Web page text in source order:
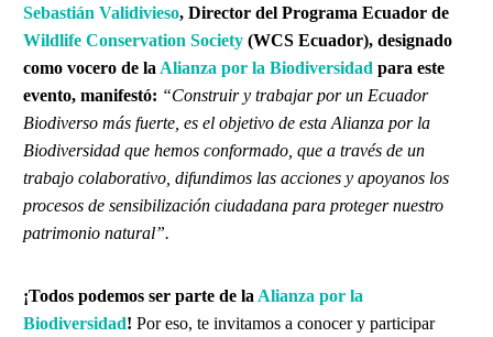
Sebastián Validivieso, Director del Programa Ecuador de
Wildlife Conservation Society (WCS Ecuador), designado
como vocero de la Alianza por la Biodiversidad para este
evento, manifestó: “Construir y trabajar por un Ecuador
Biodiverso más fuerte, es el objetivo de esta Alianza por la
Biodiversidad que hemos conformado, que a través de un
trabajo colaborativo, difundimos las acciones y apoyanos los
procesos de sensibilización ciudadana para proteger nuestro
patrimonio natural”.
¡Todos podemos ser parte de la Alianza por la
Biodiversidad! Por eso, te invitamos a conocer y participar